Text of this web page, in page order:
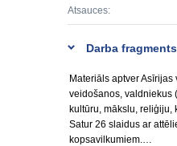
Atsauces:
Darba fragments
Materiāls aptver
veidošanos, valdniekus
kultūru, mākslu, reliģiju,
Satur 26 slaidus ar
kopsavilkumiem.…